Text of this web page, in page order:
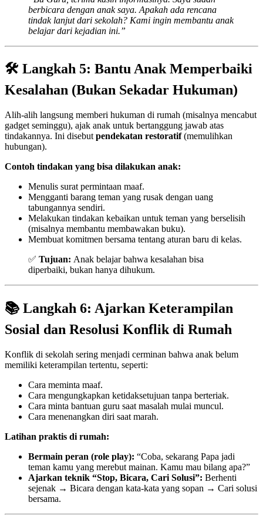
berbicara dengan anak saya. Apakah ada rencana
tindak lanjut dari sekolah? Kami ingin membantu anak
belajar dari kejadian ini.”
🛠️ Langkah 5: Bantu Anak Memperbaiki
Kesalahan (Bukan Sekadar Hukuman)
Alih-alih langsung memberi hukuman di rumah (misalnya mencabut
gadget seminggu), ajak anak untuk bertanggung jawab atas
tindakannya. Ini disebut pendekatan restoratif(memulihkan
hubungan).
Contoh tindakan yang bisa dilakukan anak:
Menulis surat permintaan maaf.
Mengganti barang teman yang rusak dengan uang
tabungannya sendiri.
Melakukan tindakan kebaikan untuk teman yang berselisih
(misalnya membantu membawakan buku).
Membuat komitmen bersama tentang aturan baru di kelas.
✅ Tujuan: Anak belajar bahwa kesalahan bisa
diperbaiki, bukan hanya dihukum.
📚 Langkah 6: Ajarkan Keterampilan
Sosial dan Resolusi Konflik di Rumah
Konflik di sekolah sering menjadi cerminan bahwa anak belum
memiliki keterampilan tertentu, seperti:
Cara meminta maaf.
Cara mengungkapkan ketidaksetujuan tanpa berteriak.
Cara minta bantuan guru saat masalah mulai muncul.
Cara menenangkan diri saat marah.
Latihan praktis di rumah:
Bermain peran (role play): “Coba, sekarang Papa jadi
teman kamu yang merebut mainan. Kamu mau bilang apa?”
Ajarkan teknik “Stop, Bicara, Cari Solusi”: Berhenti
sejenak → Bicara dengan kata-kata yang sopan → Cari solusi
bersama.